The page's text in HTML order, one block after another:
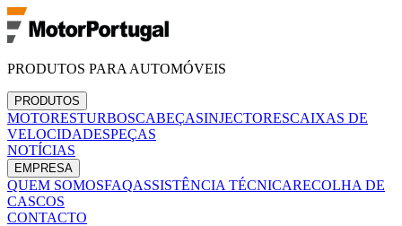
PRODUTOS PARA AUTOMÓVEIS
PRODUTOS
MOTORESTURBOSCABEÇASINJECTORESCAIXAS DE
VELOCIDADESPEÇAS
NOTÍCIAS
EMPRESA
QUEM SOMOSFAQASSISTÊNCIA TÉCNICARECOLHA DE
CASCOS
CONTACTO